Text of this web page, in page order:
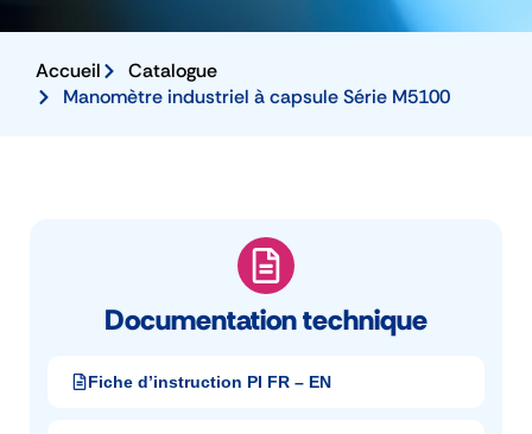
Accueil
Catalogue
Manomètre industriel à capsule Série M5100
Documentation technique
Fiche d’instruction PI FR – EN